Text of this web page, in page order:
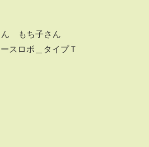
もち子さん
ロボ＿タイプＴ